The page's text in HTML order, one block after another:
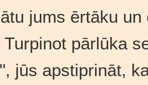
jums ērtāku
Turpinot pārlūka
jūs apstiprināt,